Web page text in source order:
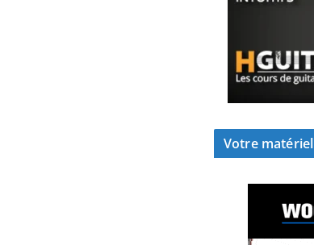
Votre matériel